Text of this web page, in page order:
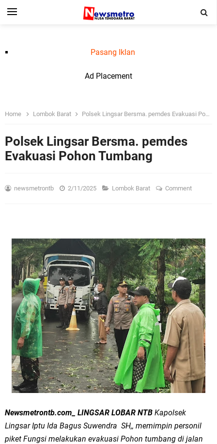
Pasang Iklan
Ad Placement
Home Lombok Barat Polsek Lingsar Bersma. pemdes Evakuasi Pohon Tumbang
Polsek Lingsar Bersma. pemdes
Evakuasi Pohon Tumbang
newsmetrontb 2/11/2025 Lombok Barat Comment
Newsmetrontb.com_ LINGSAR LOBAR NTB Kapolsek
Lingsar Iptu Ida Bagus Suwendra SH,, memimpin personil
piket Fungsi melakukan evakuasi Pohon tumbang di jalan